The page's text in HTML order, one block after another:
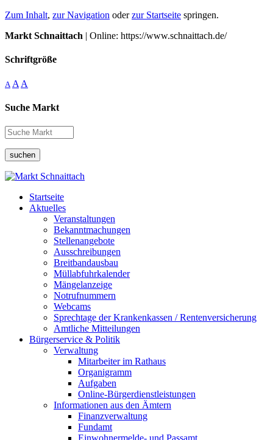
Zum Inhalt, zur Navigation oderzur Startseite springen.
Markt Schnaittach | Online: https://www.schnaittach.de/
Schriftgröße
A A A
Suche Markt
suchen
Startseite
Aktuelles
Veranstaltungen
Bekanntmachungen
Stellenangebote
Ausschreibungen
Breitbandausbau
Müllabfuhrkalender
Mängelanzeige
Notrufnummern
Webcams
Sprechtage der Krankenkassen / Rentenversicherung
Amtliche Mitteilungen
Bürgerservice & Politik
Verwaltung
Mitarbeiter im Rathaus
Organigramm
Aufgaben
Online-Bürgerdienstleistungen
Informationen aus den Ämtern
Finanzverwaltung
Fundamt
Einwohnermelde- und Passamt